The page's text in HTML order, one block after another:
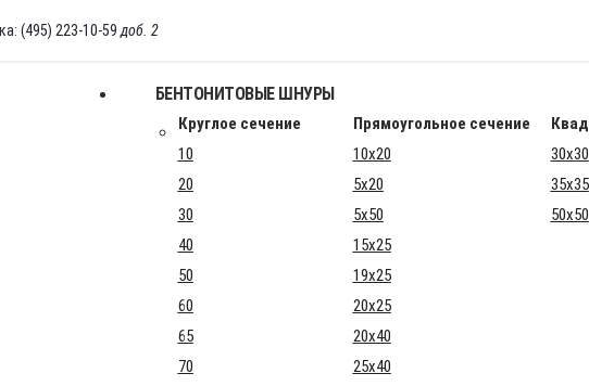
(495) 223-10-59 доб. 2
БЕНТОНИТОВЫЕ ШНУРЫ
Круглое сечение Прямоугольное сечение
10
10x20
30x30
20
5x20
35x35
30
5x50
50x50
40
15x25
50
19x25
60
20x25
65
20x40
70
25x40